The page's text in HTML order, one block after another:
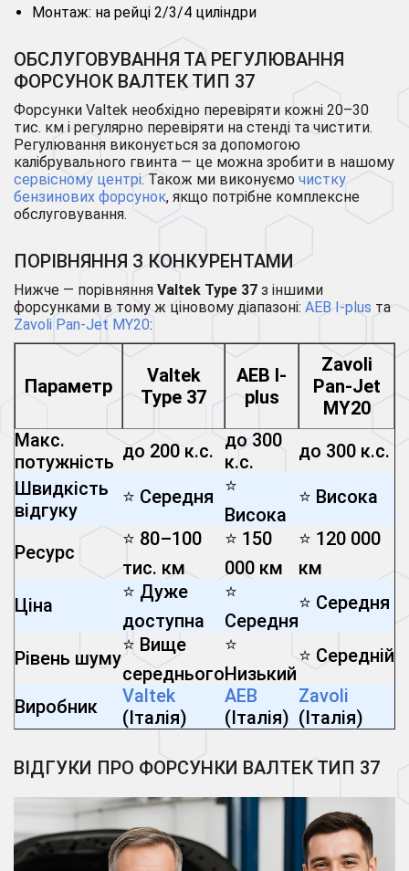
Монтаж: на рейці 2/3/4 циліндри
ОБСЛУГОВУВАННЯ ТА РЕГУЛЮВАННЯ
ФОРСУНОК ВАЛТЕК ТИП 37
Форсунки Valtek необхідно перевіряти кожні 20–30
тис. км і регулярно перевіряти на стенді та чистити.
Регулювання виконується за допомогою
калібрувального гвинта — це можна зробити в нашому
сервісному центрі. Також ми виконуємо чистку
бензинових форсунок, якщо потрібне комплексне
обслуговування.
ПОРІВНЯННЯ З КОНКУРЕНТАМИ
Нижче — порівняння Valtek Type 37 з іншими
форсунками в тому ж ціновому діапазоні: AEB I-plus та
Zavoli Pan-Jet MY20:
Параметр
Valtek
Type 37
AEB I-
plus
Zavoli
Pan-Jet
MY20
Макс.
потужність до 200 к.с. до 300
к.с.
до 300 к.с.
Швидкість
відгуку
⭐ Середня ⭐
Висока
⭐ Висока
Ресурс
⭐ 80–100
тис. км
⭐ 150
000 км
⭐ 120 000
км
Ціна
⭐ Дуже
доступна
⭐
Середня
⭐ Середня
Рівень шуму
⭐ Вище
середнього
⭐
Низький
⭐ Середній
Виробник
Valtek
(Італія)
AEB
(Італія)
Zavoli
(Італія)
ВІДГУКИ ПРО ФОРСУНКИ ВАЛТЕК ТИП 37